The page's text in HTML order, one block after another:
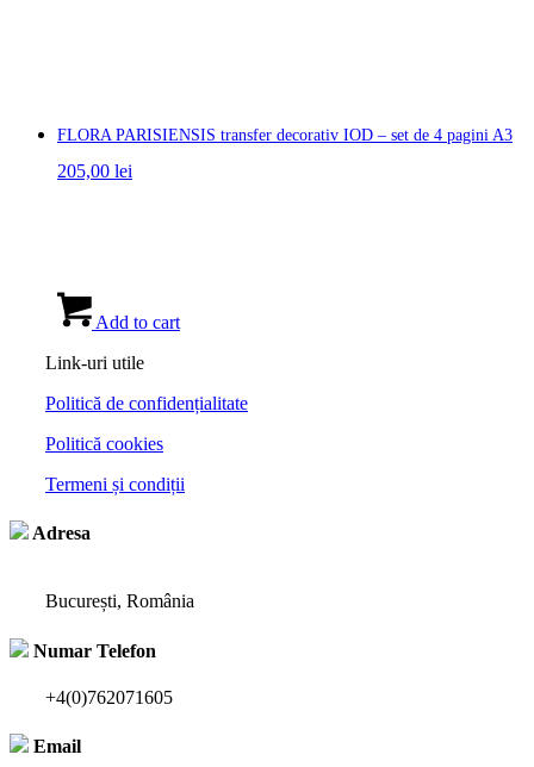
FLORA PARISIENSIS transfer decorativ IOD – set de 4 pagini A3
205,00 lei
Add to cart
Link-uri utile
Politică de confidențialitate
Politică cookies
Termeni și condiții
Adresa
București, România
Numar Telefon
+4(0)762071605
Email